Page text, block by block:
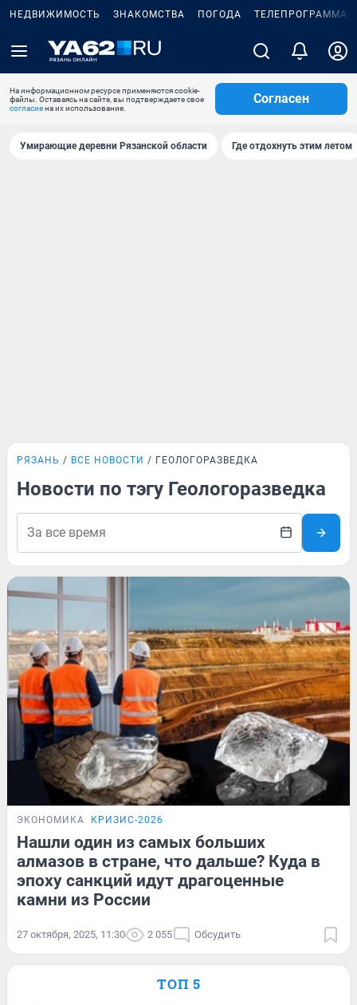
НЕДВИЖИМОСТЬ ЗНАКОМСТВА ПОГОДА ТЕЛЕПРОГРАММА
На информационном ресурсе применяются cookie-
файлы. Оставаясь на сайте, вы подтверждаете свое
согласиена их использование.
Согласен
Умирающие деревни Рязанской области Где отдохнуть этим летом
РЯЗАНЬ ВСЕ НОВОСТИ ГЕОЛОГОРАЗВЕДКА
Новости по тэгу Геологоразведка
ЭКОНОМИКА КРИЗИС-2026
Нашли один из самых больших
алмазов в стране, что дальше? Куда в
эпоху санкций идут драгоценные
камни из России
27 октября, 2025, 11:30 2 055 Обсудить
ТОП 5